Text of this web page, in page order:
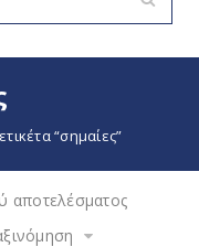
“σημαίες”
αποτελέσματος